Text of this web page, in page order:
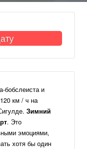
бобслеиста и
км / ч на
Зимний
. Это
эмоциями,
хотя бы один